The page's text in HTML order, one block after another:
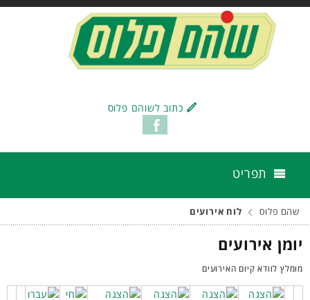
כתוב לשוהם פלוס
תפריט
שהם פלוס לוח אירועים
יומן אירועים
מומלץ לוודא קיום האירועים